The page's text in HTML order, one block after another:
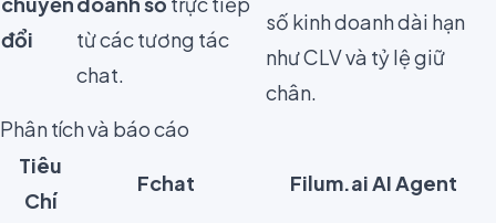
đổi
từ các tương tác
chat.
số kinh doanh dài hạn
như CLV và tỷ lệ giữ
chân.
Phân tích và báo cáo
Tiêu
Chí
Fchat Filum.ai AI Agent